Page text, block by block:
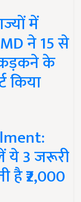
में
ने 15 से
कड़कने के
किया
ये 3 जरूरी
है ₹2,000